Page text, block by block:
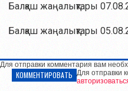
Балқаш жаңалықтары
Балқаш жаңалықтары
Для отправки комментария вам
КОММЕНТИРОВАТЬ Для отправки